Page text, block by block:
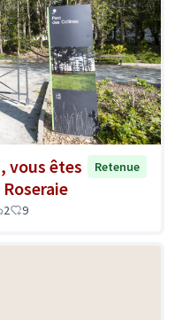
vous êtes
Retenue
2 9